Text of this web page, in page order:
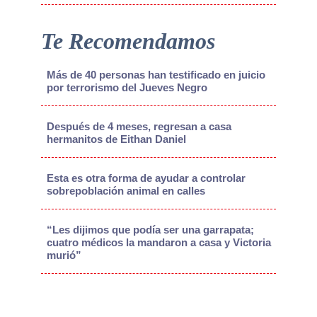
Te Recomendamos
Más de 40 personas han testificado en juicio
por terrorismo del Jueves Negro
Después de 4 meses, regresan a casa
hermanitos de Eithan Daniel
Esta es otra forma de ayudar a controlar
sobrepoblación animal en calles
“Les dijimos que podía ser una garrapata;
cuatro médicos la mandaron a casa y Victoria
murió”